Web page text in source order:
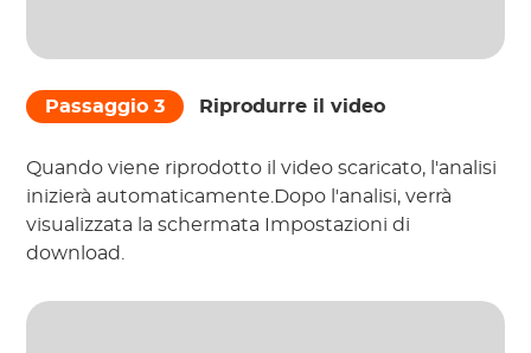
Passaggio 3 Riprodurre il video
Quando viene riprodotto il video scaricato, l'analisi
inizierà automaticamente.Dopo l'analisi, verrà
visualizzata la schermata Impostazioni di
download.